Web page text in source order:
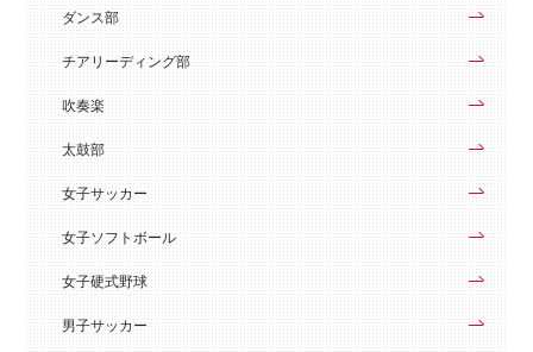
ダンス部
チアリーディング部
吹奏楽
太鼓部
女子サッカー
女子ソフトボール
女子硬式野球
男子サッカー